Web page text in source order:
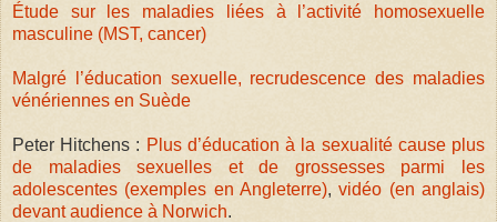
Étude sur les maladies liées à l’activité homosexuelle
masculine (MST, cancer)
Malgré l’éducation sexuelle, recrudescence des maladies
vénériennes en Suède
Peter Hitchens : Plus d’éducation à la sexualité cause plus
de maladies sexuelles et de grossesses parmi les
adolescentes (exemples en Angleterre),vidéo (en anglais)
devant audience à Norwich.